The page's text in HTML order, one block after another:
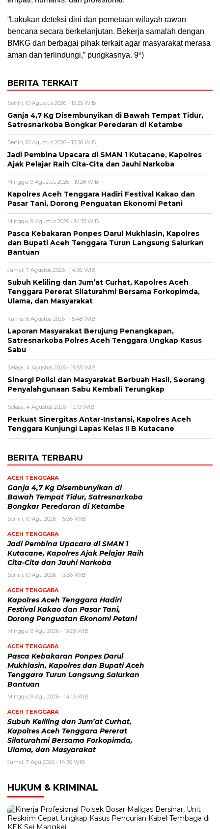
“Lakukan deteksi dini dan pemetaan wilayah rawan
bencana secara berkelanjutan. Bekerja samalah dengan
BMKG dan berbagai pihak terkait agar masyarakat merasa
aman dan terlindungi,” pungkasnya. 9*)
BERITA TERKAIT
Senin, 10 Agustus 2026 - 15:35 WIB
Ganja 4,7 Kg Disembunyikan di Bawah Tempat Tidur,
Satresnarkoba Bongkar Peredaran di Ketambe
Senin, 10 Agustus 2026 - 13:36 WIB
Jadi Pembina Upacara di SMAN 1 Kutacane, Kapolres
Ajak Pelajar Raih Cita-Cita dan Jauhi Narkoba
Minggu, 9 Agustus 2026 - 19:28 WIB
Kapolres Aceh Tenggara Hadiri Festival Kakao dan
Pasar Tani, Dorong Penguatan Ekonomi Petani
Minggu, 9 Agustus 2026 - 14:13 WIB
Pasca Kebakaran Ponpes Darul Mukhlasin, Kapolres
dan Bupati Aceh Tenggara Turun Langsung Salurkan
Bantuan
Jumat, 7 Agustus 2026 - 14:36 WIB
Subuh Keliling dan Jum’at Curhat, Kapolres Aceh
Tenggara Pererat Silaturahmi Bersama Forkopimda,
Ulama, dan Masyarakat
Kamis, 6 Agustus 2026 - 15:48 WIB
Laporan Masyarakat Berujung Penangkapan,
Satresnarkoba Polres Aceh Tenggara Ungkap Kasus
Sabu
Selasa, 4 Agustus 2026 - 15:55 WIB
Sinergi Polisi dan Masyarakat Berbuah Hasil, Seorang
Penyalahgunaan Sabu Kembali Terungkap
Selasa, 4 Agustus 2026 - 12:19 WIB
Perkuat Sinergitas Antar-Instansi, Kapolres Aceh
Tenggara Kunjungi Lapas Kelas II B Kutacane
BERITA TERBARU
ACEH TENGGARA
Ganja 4,7 Kg Disembunyikan di
Bawah Tempat Tidur, Satresnarkoba
Bongkar Peredaran di Ketambe
Senin, 10 Agu 2026 - 15:35 WIB
ACEH TENGGARA
Jadi Pembina Upacara di SMAN 1
Kutacane, Kapolres Ajak Pelajar Raih
Cita-Cita dan Jauhi Narkoba
Senin, 10 Agu 2026 - 13:36 WIB
ACEH TENGGARA
Kapolres Aceh Tenggara Hadiri
Festival Kakao dan Pasar Tani,
Dorong Penguatan Ekonomi Petani
Minggu, 9 Agu 2026 - 19:28 WIB
ACEH TENGGARA
Pasca Kebakaran Ponpes Darul
Mukhlasin, Kapolres dan Bupati Aceh
Tenggara Turun Langsung Salurkan
Bantuan
Minggu, 9 Agu 2026 - 14:13 WIB
ACEH TENGGARA
Subuh Keliling dan Jum’at Curhat,
Kapolres Aceh Tenggara Pererat
Silaturahmi Bersama Forkopimda,
Ulama, dan Masyarakat
Jumat, 7 Agu 2026 - 14:36 WIB
HUKUM & KRIMINAL